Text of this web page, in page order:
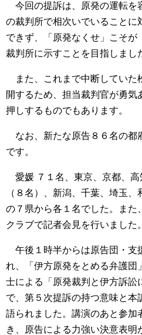
今回の提訴は、原発の運転を
の裁判所で相次いでいることに
できず、「原発なくせ」こそが
裁判所に示すことを目指しまし
また、これまで中断していた
開するため、担当裁判官が勇気
押しするものでもあります。
なお、新たな原告８６名の都
です。
愛媛 ７１名、東京、京都、高
（８名）、新潟、千葉、埼玉
の７県から各１名でした。また
クラブで記者会見を行いました。
午後１時半からは原告団・支
れ、「伊方原発をとめる弁護団
士による「原発裁判と伊方訴訟
で、第５次提訴の持つ意味と本
語られました。講演のあと参加
き、原告による力強い決意表明